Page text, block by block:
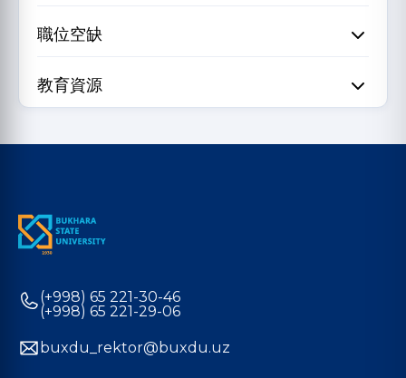
職位空缺
教育資源
(+998) 65 221-30-46
(+998) 65 221-29-06
buxdu_rektor@buxdu.uz